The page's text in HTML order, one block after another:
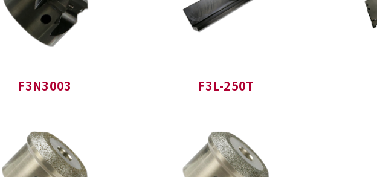
F3N3003 F3L-250T